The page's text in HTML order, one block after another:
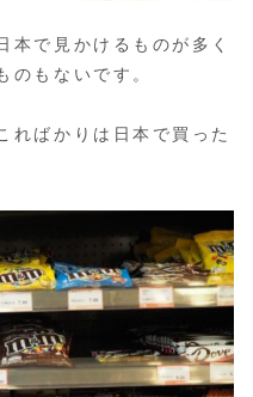
本で見かけるものが多く
のもないです。
ればかりは日本で買った